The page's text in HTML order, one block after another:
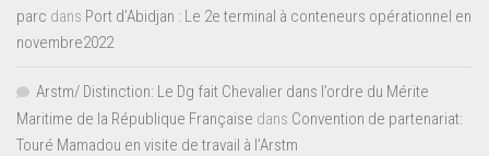
parc dans Port d’Abidjan : Le 2e terminal à conteneurs opérationnel en
novembre2022
Arstm/ Distinction: Le Dg fait Chevalier dans l’ordre du Mérite
Maritime de la République Française dans Convention de partenariat:
Touré Mamadou en visite de travail à l’Arstm